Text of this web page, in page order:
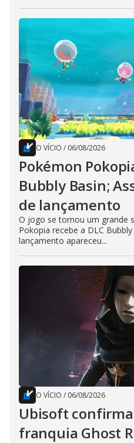
O VÍCIO / 06/08/2026
Pokémon
Bubbly Basin;
de lançamento
O jogo se tornou um grande
Pokopia recebe a DLC
lançamento apareceu...
O VÍCIO / 06/08/2026
Ubisoft
franquia Ghost